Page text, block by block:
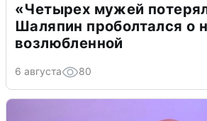
«Четырех мужей
Шаляпин проболтался о
возлюбленной
6 августа 80